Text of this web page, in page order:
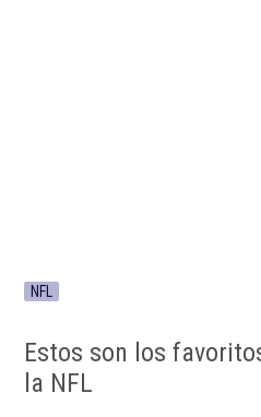
NFL
Estos son los
la NFL